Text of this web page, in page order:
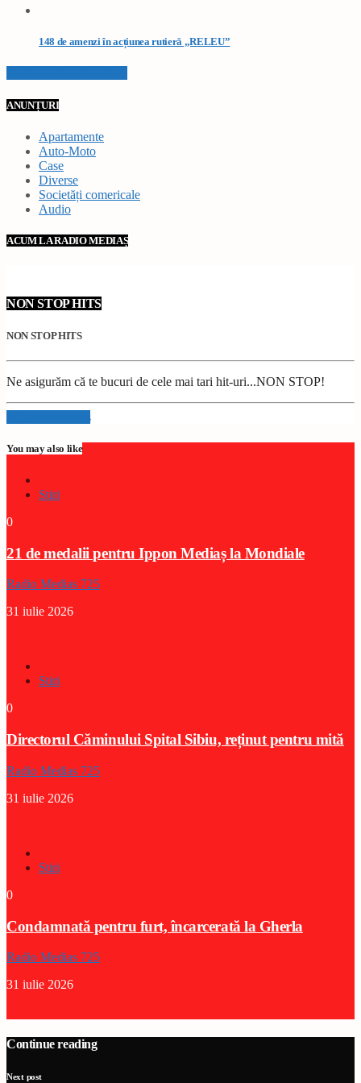
148 de amenzi în acțiunea rutieră „RELEU”
ANUNȚURI
Apartamente
Auto-Moto
Case
Diverse
Societăți comericale
Audio
ACUM LA RADIO MEDIAȘ
NON STOP HITS
NON STOP HITS
Ne asigurăm că te bucuri de cele mai tari hit-uri...NON STOP!
Info and episodes
You may also like
Stiri
0
21 de medalii pentru Ippon Mediaș la Mondiale
Radio Medias 725
31 iulie 2026
Stiri
0
Directorul Căminului Spital Sibiu, reținut pentru mită
Radio Medias 725
31 iulie 2026
Stiri
0
Condamnată pentru furt, încarcerată la Gherla
Radio Medias 725
31 iulie 2026
Continue reading
Next post